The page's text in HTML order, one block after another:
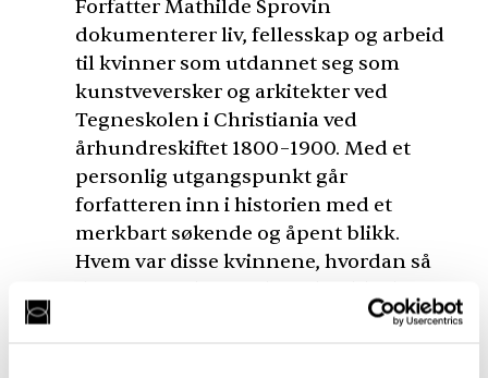
Forfatter Mathilde Sprovin
dokumenterer liv, fellesskap og arbeid
til kvinner som utdannet seg som
kunstveversker og arkitekter ved
Tegneskolen i Christiania ved
århundreskiftet 1800–1900. Med et
personlig utgangspunkt går
forfatteren inn i historien med et
merkbart søkende og åpent blikk.
Hvem var disse kvinnene, hvordan så
arbeid og virke innenfor estetiske fag